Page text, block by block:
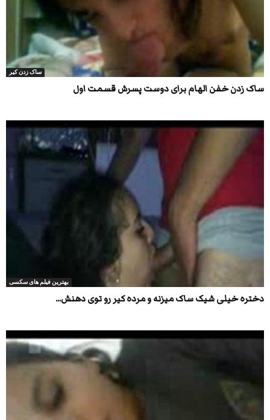
ساک زدن کیر
ساک زدن خفن الهام برای دوست پسرش قسمت اول
بهترین فیلم های سکسی
دختره خیلی شیک ساک میزنه و مرده کیر رو توی دهنش...